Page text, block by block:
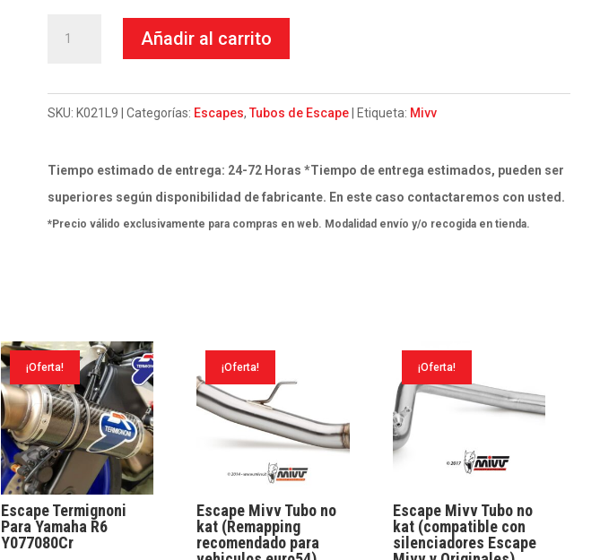
On
black
R
2008-
10
cantidad
Añadir al carrito
SKU: K021L9 Categorías: Escapes,Tubos de Escape Etiqueta: Mivv
Tiempo estimado de entrega: 24-72 Horas *Tiempo de entrega estimados, pueden ser
superiores según disponibilidad de fabricante. En este caso contactaremos con usted.
*Precio válido exclusivamente para compras en web. Modalidad envío y/o recogida en tienda.
¡Oferta!
Escape Termignoni
Para Yamaha R6
Y077080Cr
¡Oferta!
Escape Mivv Tubo no
kat (Remapping
recomendado para
¡Oferta!
Escape Mivv Tubo no
kat (compatible con
silenciadores Escape